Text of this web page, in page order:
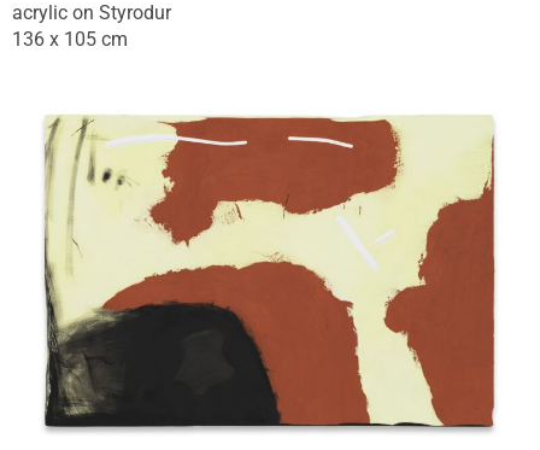
acrylic on Styrodur
136 x 105 cm